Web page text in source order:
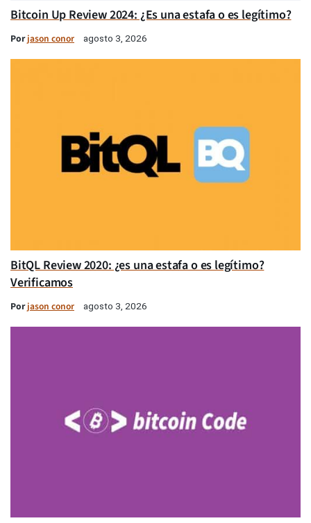
Bitcoin Up Review 2024: ¿Es una estafa o es legítimo?
Porjason conor agosto 3, 2026
BitQL Review 2020: ¿es una estafa o es legítimo?
Verificamos
Porjason conor agosto 3, 2026